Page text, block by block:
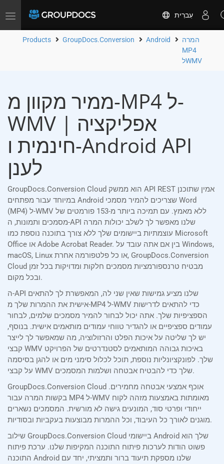
Toggle
עִברִית
Products GroupDocs.Conversion Android
המרה
MP4
לWMV
ממיר מקוון מ-MP4 ל-
WMV | אפליקציה
חינמית ו-Android API
לענן
GroupDocs.Conversion Cloud הוא ממשק API REST אמין שתוכנן
במיוחד עבור מפתחים Android שצריכים להמיר מסמכי Word
(MP4) ל-WMV ללא מאמץ. עם תמיכה ביותר מ-153 פורמטים של
מסמכים ותמונות, ה-API שלנו מאפשר לך לשלב יכולות המרה
עוצמתיות ביישומים שלך ללא צורך בתוכנה נוספת כמו Microsoft
Office או Adobe Acrobat Reader. בין אם אתה עובד על Windows,
macOS, Linux או כל פלטפורמה אחרת, GroupDocs.Conversion
Cloud מבטיח טרנספורמציות מסמכים חלקות ומדויקות בכל זמן
ובכל מקום.
ה-API שלנו מציע גמישות שאין שני לה, המאפשרת לך להתאים
אישית את ההמרות שלך מ-MP4 ל-WMV כדי להתאים לדרישות
הספציפיות שלך. אתה יכול לבחור להמיר מסמכים שלמים, לבחור
עמודים ספציפיים או להגדיר טווחי עמודים מותאמים אישית. בנוסף,
יש לך שליטה על איכות הפלט והרזולוציה, מה שמאפשר לך לייצר
קבצי WMV באיכות גבוהה המותאמים לסטנדרטים של הפרויקט
שלך. לפונקציונליות נוספת, תוכל לכלול סימני מים או להגן בסיסמה
על קבצי WMV שלך כדי להבטיח אבטחה ושלמות המסמכים.
GroupDocs.Conversion Cloud אוכף אמצעי אבטחה מחמירים.
בקשות המרה עבור MP4 ל-WMV מאומתות באמצעות מזהה לקוח
ייחודי ופרטי סוד, המונעים גישה לא מורשית. המסמכים נשארים
מוגנים לאורך כל העיבוד, וכל ההמרות מבוצעות בעקביות ובסודיות.
שילוב GroupDocs.Conversion Cloud ביישומי Android שלך הוא
פשוט הודות לערכות פיתוח התוכנה המקיפות שלנו. ערכת פיתוח
התוכנה Android שלנו מספקת תיעוד ברור ותמציתי, יחד עם